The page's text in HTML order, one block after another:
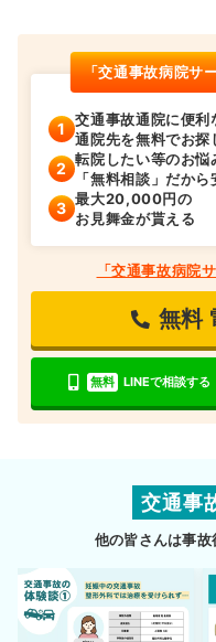
「交通事故病院サ
交通事故通院に便利
通院先を無料でお探
転院したい等のお悩
「無料相談」だから
最大20,000円の
お見舞金が貰える
「交通事故病院
無料
無料 LINEで相談する
交通事
他の皆さんは事故